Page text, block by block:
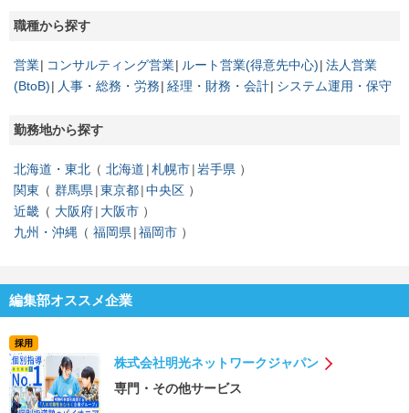
職種から探す
営業 コンサルティング営業 ルート営業(得意先中心) 法人営業
(BtoB)
人事・総務・労務 経理・財務・会計 システム運用・保守
勤務地から探す
北海道・東北 北海道 札幌市 岩手県
関東
群馬県 東京都 中央区
近畿
大阪府 大阪市
九州・沖縄
福岡県 福岡市
編集部オススメ企業
採用
株式会社明光ネットワークジャパン
専門・その他サービス